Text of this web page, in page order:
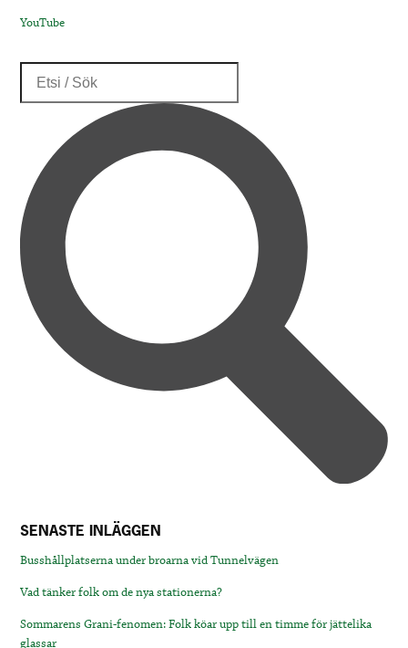
YouTube
SENASTE INLÄGGEN
Busshållplatserna under broarna vid Tunnelvägen
Vad tänker folk om de nya stationerna?
Sommarens Grani-fenomen: Folk köar upp till en timme för jättelika
glassar